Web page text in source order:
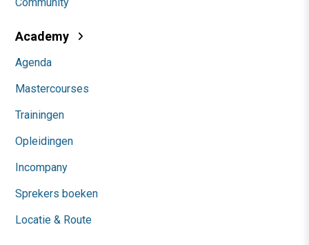
Academy
Agenda
Mastercourses
Trainingen
Opleidingen
Incompany
Sprekers boeken
Locatie & Route